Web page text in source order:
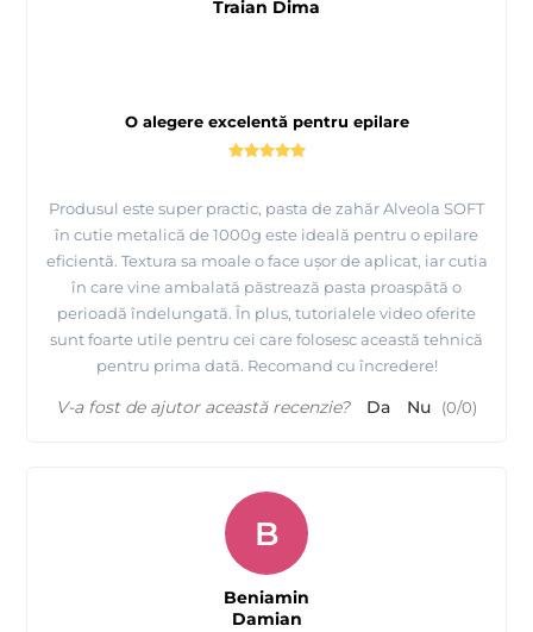
O alegere excelentă pentru epilare
Produsul este super practic, pasta de zahăr Alveola SOFT
în cutie metalică de 1000g este ideală pentru o epilare
eficientă. Textura sa moale o face ușor de aplicat, iar cutia
în care vine ambalată păstrează pasta proaspătă o
perioadă îndelungată. În plus, tutorialele video oferite
sunt foarte utile pentru cei care folosesc această tehnică
pentru prima dată. Recomand cu încredere!
Traian Dima
V-a fost de ajutor această recenzie? Da Nu (0/0)
B
Beniamin
Damian